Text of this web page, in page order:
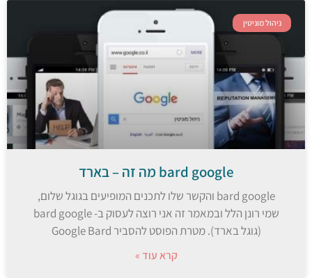
ניהול מוניטין
bard google מה זה – בארד
bard google והקשר שלו לתכנים המופיעים בגוגל שלום,
שמי רונן הלל ובמאמר זה אני רוצה לעסוק ב- bard google
(גוגל בארד). מטרת הפוסט להסביר Google Bard
קרא עוד »